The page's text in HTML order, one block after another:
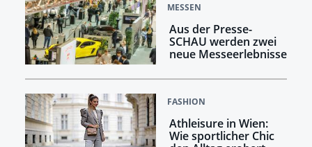
MESSEN
Aus der Presse-
SCHAU werden zwei
neue Messeerlebnisse
FASHION
Athleisure in Wien:
Wie sportlicher Chic